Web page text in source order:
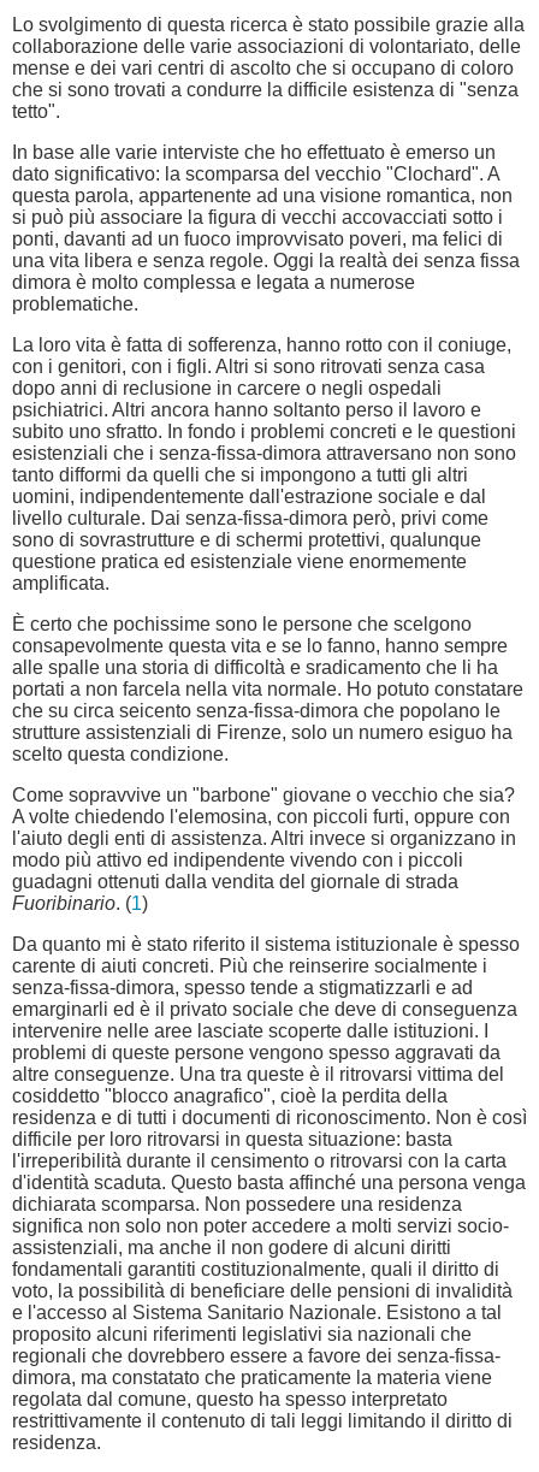
Lo svolgimento di questa ricerca è stato possibile grazie alla
collaborazione delle varie associazioni di volontariato, delle
mense e dei vari centri di ascolto che si occupano di coloro
che si sono trovati a condurre la difficile esistenza di "senza
tetto".
In base alle varie interviste che ho effettuato è emerso un
dato significativo: la scomparsa del vecchio "Clochard". A
questa parola, appartenente ad una visione romantica, non
si può più associare la figura di vecchi accovacciati sotto i
ponti, davanti ad un fuoco improvvisato poveri, ma felici di
una vita libera e senza regole. Oggi la realtà dei senza fissa
dimora è molto complessa e legata a numerose
problematiche.
La loro vita è fatta di sofferenza, hanno rotto con il coniuge,
con i genitori, con i figli. Altri si sono ritrovati senza casa
dopo anni di reclusione in carcere o negli ospedali
psichiatrici. Altri ancora hanno soltanto perso il lavoro e
subito uno sfratto. In fondo i problemi concreti e le questioni
esistenziali che i senza-fissa-dimora attraversano non sono
tanto difformi da quelli che si impongono a tutti gli altri
uomini, indipendentemente dall'estrazione sociale e dal
livello culturale. Dai senza-fissa-dimora però, privi come
sono di sovrastrutture e di schermi protettivi, qualunque
questione pratica ed esistenziale viene enormemente
amplificata.
È certo che pochissime sono le persone che scelgono
consapevolmente questa vita e se lo fanno, hanno sempre
alle spalle una storia di difficoltà e sradicamento che li ha
portati a non farcela nella vita normale. Ho potuto constatare
che su circa seicento senza-fissa-dimora che popolano le
strutture assistenziali di Firenze, solo un numero esiguo ha
scelto questa condizione.
Come sopravvive un "barbone" giovane o vecchio che sia?
A volte chiedendo l'elemosina, con piccoli furti, oppure con
l'aiuto degli enti di assistenza. Altri invece si organizzano in
modo più attivo ed indipendente vivendo con i piccoli
guadagni ottenuti dalla vendita del giornale di strada
Fuoribinario. (1)
Da quanto mi è stato riferito il sistema istituzionale è spesso
carente di aiuti concreti. Più che reinserire socialmente i
senza-fissa-dimora, spesso tende a stigmatizzarli e ad
emarginarli ed è il privato sociale che deve di conseguenza
intervenire nelle aree lasciate scoperte dalle istituzioni. I
problemi di queste persone vengono spesso aggravati da
altre conseguenze. Una tra queste è il ritrovarsi vittima del
cosiddetto "blocco anagrafico", cioè la perdita della
residenza e di tutti i documenti di riconoscimento. Non è così
difficile per loro ritrovarsi in questa situazione: basta
l'irreperibilità durante il censimento o ritrovarsi con la carta
d'identità scaduta. Questo basta affinché una persona venga
dichiarata scomparsa. Non possedere una residenza
significa non solo non poter accedere a molti servizi socio-
assistenziali, ma anche il non godere di alcuni diritti
fondamentali garantiti costituzionalmente, quali il diritto di
voto, la possibilità di beneficiare delle pensioni di invalidità
e l'accesso al Sistema Sanitario Nazionale. Esistono a tal
proposito alcuni riferimenti legislativi sia nazionali che
regionali che dovrebbero essere a favore dei senza-fissa-
dimora, ma constatato che praticamente la materia viene
regolata dal comune, questo ha spesso interpretato
restrittivamente il contenuto di tali leggi limitando il diritto di
residenza.